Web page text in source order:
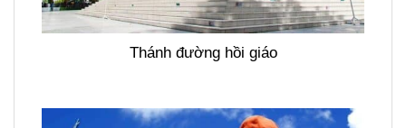
Thánh đường hồi giáo